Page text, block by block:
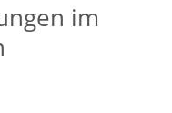
im